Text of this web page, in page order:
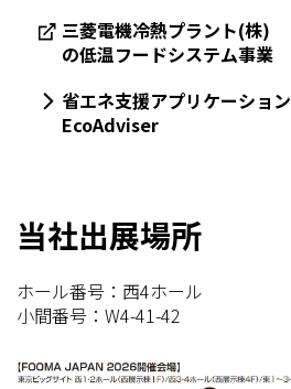
三菱電機冷熱プラント(株)
の低温フードシステム事業
省エネ支援アプリケーション
EcoAdviser
当社出展場所
ホール番号：西4ホール
小間番号：W4-41-42